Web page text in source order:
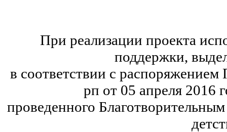
При реализации проекта
поддержки,
в соответствии с
рп от 05 апреля 2016
проведенного